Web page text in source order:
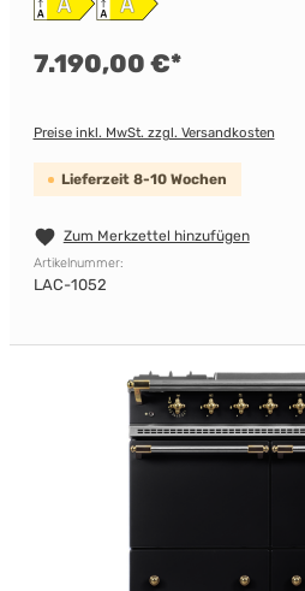
7.190,00 €*
Preise inkl. MwSt. zzgl. Versandkosten
Lieferzeit 8-10 Wochen
Zum Merkzettel hinzufügen
Artikelnummer:
LAC-1052